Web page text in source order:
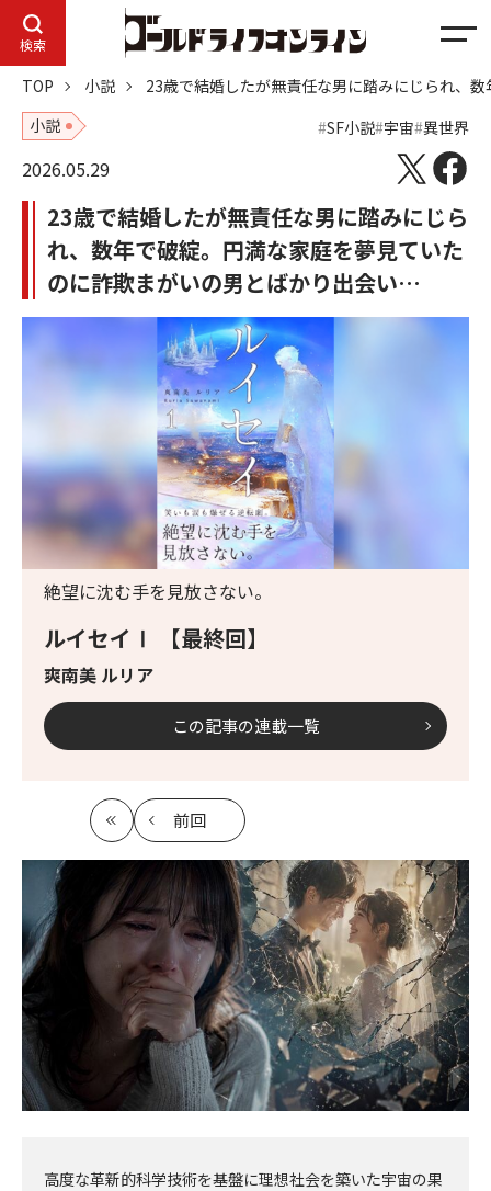
検索
メ
ュ
ー
TOP 小説
23歳で結婚したが無責任な男に踏みにじられ、
小説
SF小説 宇宙 異世界
2026.05.29
23歳で結婚したが無責任な男に踏みにじら
れ、数年で破綻。円満な家庭を夢見ていた
のに詐欺まがいの男とばかり出会い…
ルイセイⅠ 【最終回】
爽南美 ルリア
絶望に沈む手を見放さない。
この記事の連載一覧
最
初
前回
記
事
へ
高度な革新的科学技術を基盤に理想社会を築いた宇宙の果